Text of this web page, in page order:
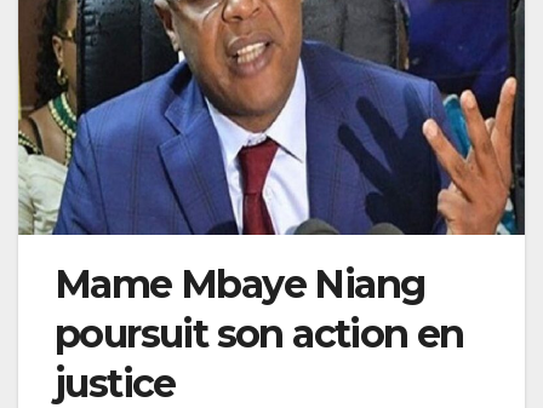
Mame Mbaye Niang
poursuit son action en
justice